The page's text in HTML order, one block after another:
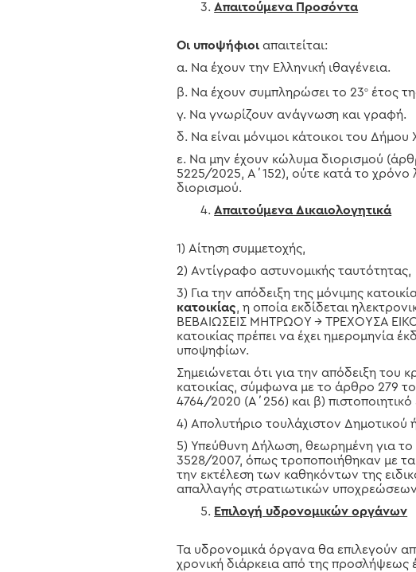
Απαιτούμενα Προσόντα
Οι υποψήφιοι απαιτείται:
α. Να έχουν την Ελληνική ιθαγένεια.
β. Να έχουν συμπληρώσει το 23ο έτος
γ. Να γνωρίζουν ανάγνωση και γραφή.
δ. Να είναι μόνιμοι κάτοικοι του
ε. Να μην έχουν κώλυμα διορισμού
5225/2025, Α΄152), ούτε κατά το χρόνο
διορισμού.
Απαιτούμενα Δικαιολογητικά
1) Αίτηση συμμετοχής,
2) Αντίγραφο αστυνομικής ταυτότητας,
3) Για την απόδειξη της μόνιμης
κατοικίας, η οποία εκδίδεται
ΒΕΒΑΙΩΣΕΙΣ ΜΗΤΡΩΟΥ → ΤΡΕΧΟΥΣΑ
κατοικίας πρέπει να έχει ημερομηνία
υποψηφίων.
Σημειώνεται ότι για την απόδειξη του
κατοικίας, σύμφωνα με το άρθρο 279
4764/2020 (Α΄256) και β)
4) Απολυτήριο τουλάχιστον Δημοτικού
5) Υπεύθυνη Δήλωση, θεωρημένη για το
3528/2007, όπως τροποποιήθηκαν με
την εκτέλεση των καθηκόντων της
απαλλαγής στρατιωτικών υποχρεώσεων
Επιλογή υδρονομικών οργάνων
Τα υδρονομικά όργανα θα επιλεγούν
χρονική διάρκεια από της προσλήψεως